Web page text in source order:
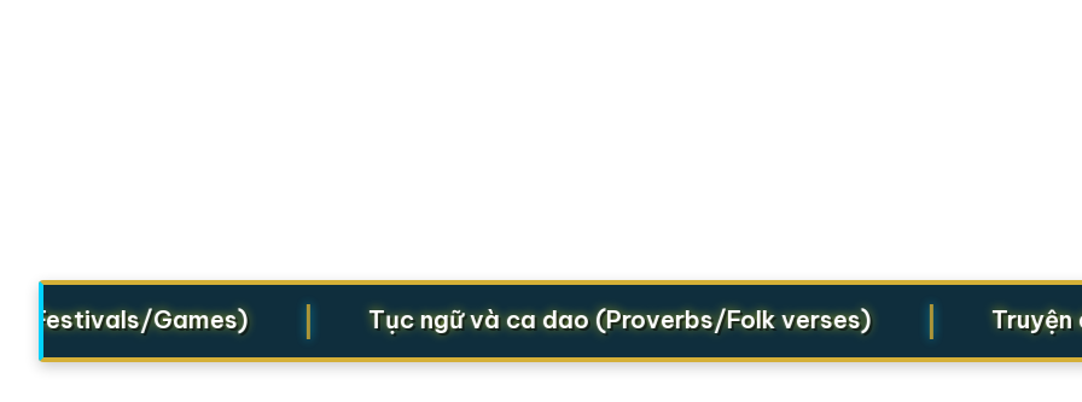
Games) Tục ngữ và ca dao (Proverbs/Folk verses) Truyện